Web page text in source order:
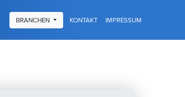
BRANCHEN KONTAKT IMPRESSUM